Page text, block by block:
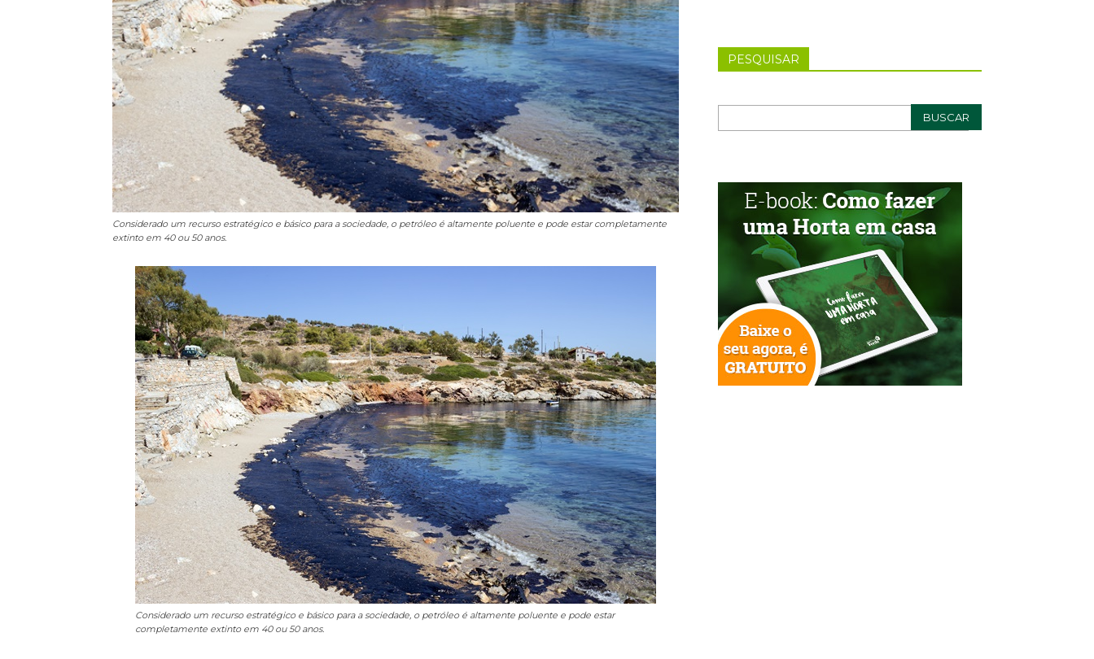
Considerado um recurso estratégico e básico para a sociedade, o petróleo é altamente poluente e pode estar completamente
extinto em 40 ou 50 anos.
Considerado um recurso estratégico e básico para a sociedade, o petróleo é altamente poluente e pode estar
completamente extinto em 40 ou 50 anos.
PESQUISAR